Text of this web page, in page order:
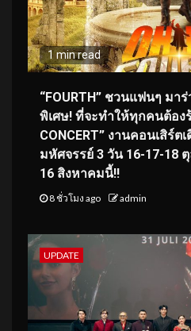
1 min read
“FOURTH” ชวนแฟนๆ มา
พิเศษ! ที่จะทำให้ทุกคนต้องร้
CONCERT” งานคอนเสิร์ต
มหัศจรรย์ 3 วัน 16-17-18
16 สิงหาคมนี้!!
8 ชั่วโมง ago admin
UPDATE